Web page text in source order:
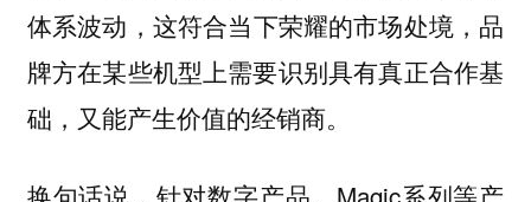
体系波动 ，这符合当下荣耀的市场处境，品
牌方在某些机型上需要识别具有真正合作基
础，又能产生价值的经销商。